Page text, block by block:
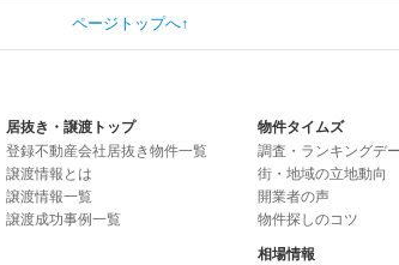
ページトップへ↑
居抜き・譲渡トップ
登録不動産会社居抜き物件一覧
譲渡情報とは
譲渡情報一覧
譲渡成功事例一覧
物件タイムズ
調査・ランキングデ
街・地域の立地動向
開業者の声
物件探しのコツ
相場情報